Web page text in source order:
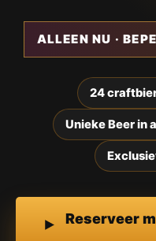
ALLEEN NU ·
24
Unieke Beer in
Reserveer